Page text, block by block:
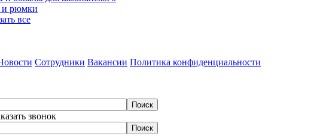
и рюмки
все
Сотрудники Вакансии Политика конфиденциальности
звонок